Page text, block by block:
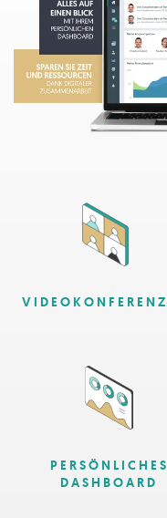
PERSÖNLICHES
DASHBOARD